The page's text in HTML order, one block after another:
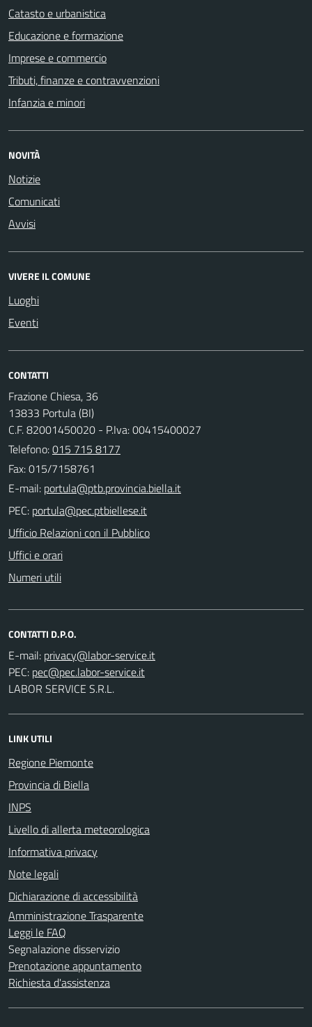
Catasto e urbanistica
Educazione e formazione
Imprese e commercio
Tributi, finanze e contravvenzioni
Infanzia e minori
NOVITÀ
Notizie
Comunicati
Avvisi
VIVERE IL COMUNE
Luoghi
Eventi
CONTATTI
Frazione Chiesa, 36
13833 Portula (BI)
C.F. 82001450020 - P.Iva: 00415400027
Telefono:015 715 8177
Fax: 015/7158761
E-mail:
PEC:
Ufficio Relazioni con il Pubblico
Uffici e orari
Numeri utili
CONTATTI D.P.O.
E-mail:
PEC:
LABOR SERVICE S.R.L.
LINK UTILI
Regione Piemonte
Provincia di Biella
INPS
Livello di allerta meteorologica
Informativa privacy
Note legali
Dichiarazione di accessibilità
Amministrazione Trasparente
Leggi le FAQ
Segnalazione disservizio
Prenotazione appuntamento
Richiesta d'assistenza